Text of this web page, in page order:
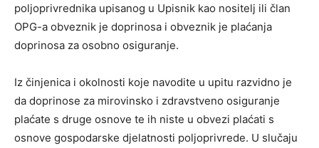
poljoprivrednika upisanog u Upisnik kao nositelj ili član
OPG-a obveznik je doprinosa i obveznik je plaćanja
doprinosa za osobno osiguranje.
Iz činjenica i okolnosti koje navodite u upitu razvidno je
da doprinose za mirovinsko i zdravstveno osiguranje
plaćate s druge osnove te ih niste u obvezi plaćati s
osnove gospodarske djelatnosti poljoprivrede. U slučaju